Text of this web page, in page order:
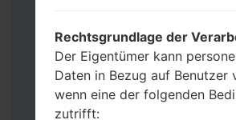
möchten, wählen Sie
anderen Fall wählen Sie
um Ihre Daten zu speichern.
Jetzt schalten Sie das
aktivieren Sie
Rechtsgrundlage der
Der Eigentümer kann
Daten in Bezug auf Benutzer
wenn eine der folgenden
zutrifft: